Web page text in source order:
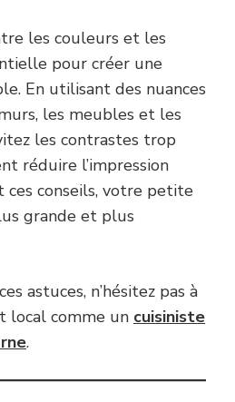
les couleurs et les
pour créer une
En utilisant des nuances
les meubles et les
les contrastes trop
réduire l’impression
ces conseils, votre petite
grande et plus
astuces, n’hésitez pas à
local comme un cuisiniste
.